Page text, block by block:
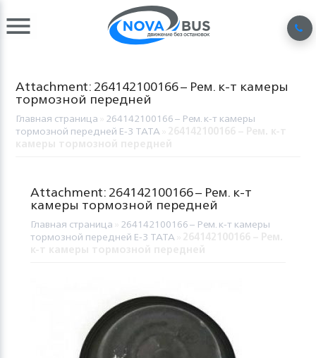
Attachment: 264142100166 – Рем. к-т камеры
тормозной передней
Главная страница 264142100166 – Рем. к-т камеры
тормозной передней Е-3 TATA
Attachment: 264142100166 – Рем. к-т
камеры тормозной передней
Главная страница 264142100166 – Рем. к-т камеры
тормозной передней Е-3 TATA»